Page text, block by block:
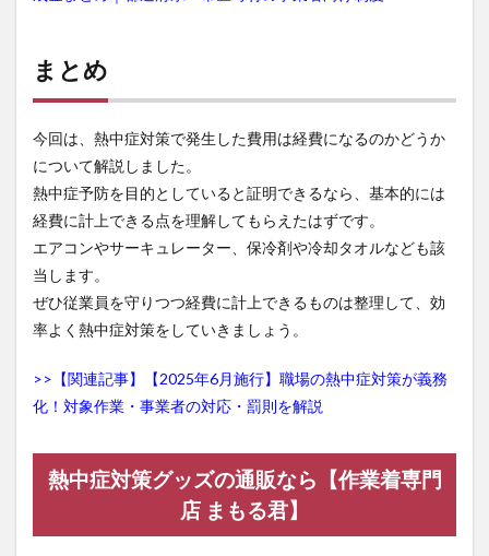
まとめ
今回は、熱中症対策で発生した費用は経費になるのかどうか
について解説しました。
熱中症予防を目的としていると証明できるなら、基本的には
経費に計上できる点を理解してもらえたはずです。
エアコンやサーキュレーター、保冷剤や冷却タオルなども該
当します。
ぜひ従業員を守りつつ経費に計上できるものは整理して、効
率よく熱中症対策をしていきましょう。
>>【関連記事】【2025年6月施行】職場の熱中症対策が義務
化！対象作業・事業者の対応・罰則を解説
熱中症対策グッズの通販なら【作業着専門
店 まもる君】